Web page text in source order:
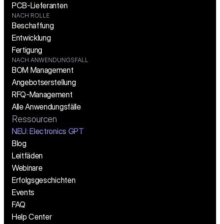
PCB-Lieferanten
NACH ROLLE
Beschaffung
Entwicklung
Fertigung
NACH ANWENDUNGSFALL
BOM Management
Angebotserstellung
RFQ-Management
Alle Anwendungsfälle
Ressourcen
NEU: Electronics GPT
Blog
Leitfäden
Webinare
Erfolgsgeschichten
Events
FAQ
Help Center